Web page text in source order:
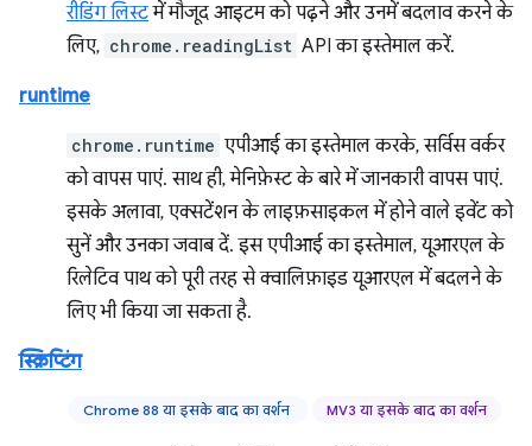
रीडिंग लिस्टमें मौजूद आइटम को पढ़ने और उनमें बदलाव करने के
लिए, chrome.readingList API का इस्तेमाल करें.
runtime
chrome.runtime एपीआई का इस्तेमाल करके, सर्विस वर्कर
को वापस पाएं. साथ ही, मेनिफ़ेस्ट के बारे में जानकारी वापस पाएं.
इसके अलावा, एक्सटेंशन के लाइफ़साइकल में होने वाले इवेंट को
सुनें और उनका जवाब दें. इस एपीआई का इस्तेमाल, यूआरएल के
रिलेटिव पाथ को पूरी तरह से क्वालिफ़ाइड यूआरएल में बदलने के
लिए भी किया जा सकता है.
स्क्रिप्टिंग
Chrome 88 या इसके बाद का वर्शन MV3 या इसके बाद का वर्शन